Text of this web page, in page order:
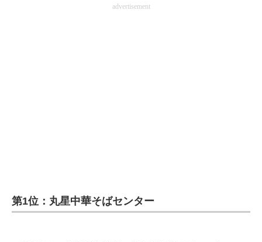
advertisement
第1位：丸星中華そばセンター